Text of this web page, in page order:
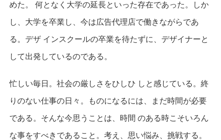
めた。 何となく大学の延長といった存在であった。しか
し、大学を卒業し、今は広告代理店で働きながらであ
る。デザ インスクールの卒業を待たずに、デザイナーと
して出発しているのである。
忙しい毎日。社会の厳しさをひしひ しと感じている。終
りのない仕事の日々。ものになるには、まだ時間が必要
である。そんな今思うことは、時間 のある時こそいろん
な事をすべきであること。考え、思い悩み、挑戦する。